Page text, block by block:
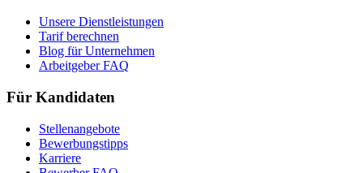
Unsere Dienstleistungen
Tarif berechnen
Blog für Unternehmen
Arbeitgeber FAQ
Für Kandidaten
Stellenangebote
Bewerbungstipps
Karriere